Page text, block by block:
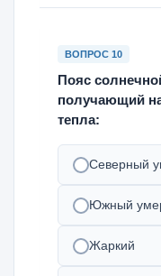
ВОПРОС 10
Пояс
получающий
тепла:
Северный
Южный
Жаркий